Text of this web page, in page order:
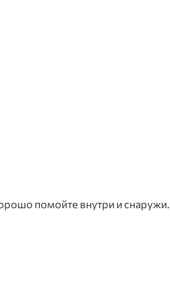
помойте внутри и снаружи.